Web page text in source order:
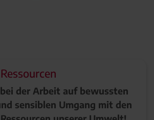
der Arbeit auf bewussten
sensiblen Umgang mit den